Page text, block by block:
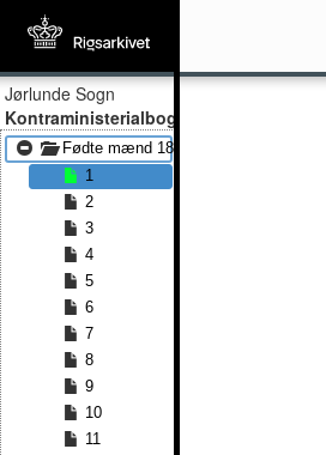
Jørlunde Sogn
Kontraministerialbog
Fødte mænd 1807 - Fødte mænd 1851
1
2
3
4
5
6
7
8
9
10
11